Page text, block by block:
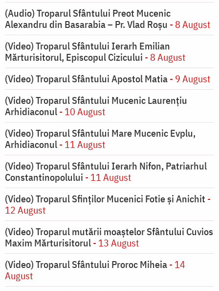
(Audio) Troparul Sfântului Preot Mucenic
Alexandru din Basarabia – Pr. Vlad Roșu - 8 August
(Video) Troparul Sfântului Ierarh Emilian
Mărturisitorul, Episcopul Cizicului - 8 August
(Video) Troparul Sfântului Apostol Matia- 9 August
(Video) Troparul Sfântului Mucenic Laurențiu
Arhidiaconul- 10 August
(Video) Troparul Sfântului Mare Mucenic Evplu,
Arhidiaconul- 11 August
(Video) Troparul Sfântului Ierarh Nifon, Patriarhul
Constantinopolului - 11 August
(Video) Troparul Sfinților Mucenici Fotie și Anichit -
12 August
(Video) Troparul mutării moaștelor Sfântului Cuvios
Maxim Mărturisitorul- 13 August
(Video) Troparul Sfântului Proroc Miheia- 14
August